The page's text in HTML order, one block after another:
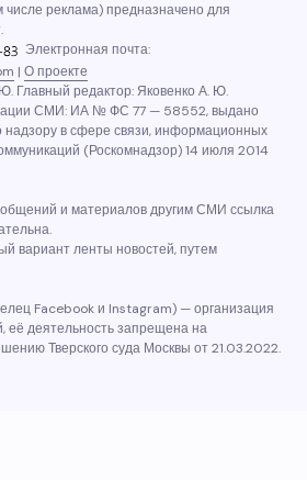
реклама) предназначено для
Электронная почта:
| О проекте
Главный редактор: Яковенко А. Ю.
СМИ: ИА № ФС 77 — 58552, выдано
в сфере связи, информационных
(Роскомнадзор) 14 июля 2014
и материалов другим СМИ ссылка
вариант ленты новостей, путем
Facebook и Instagram) — организация
её деятельность запрещена на
Тверского суда Москвы от 21.03.2022.